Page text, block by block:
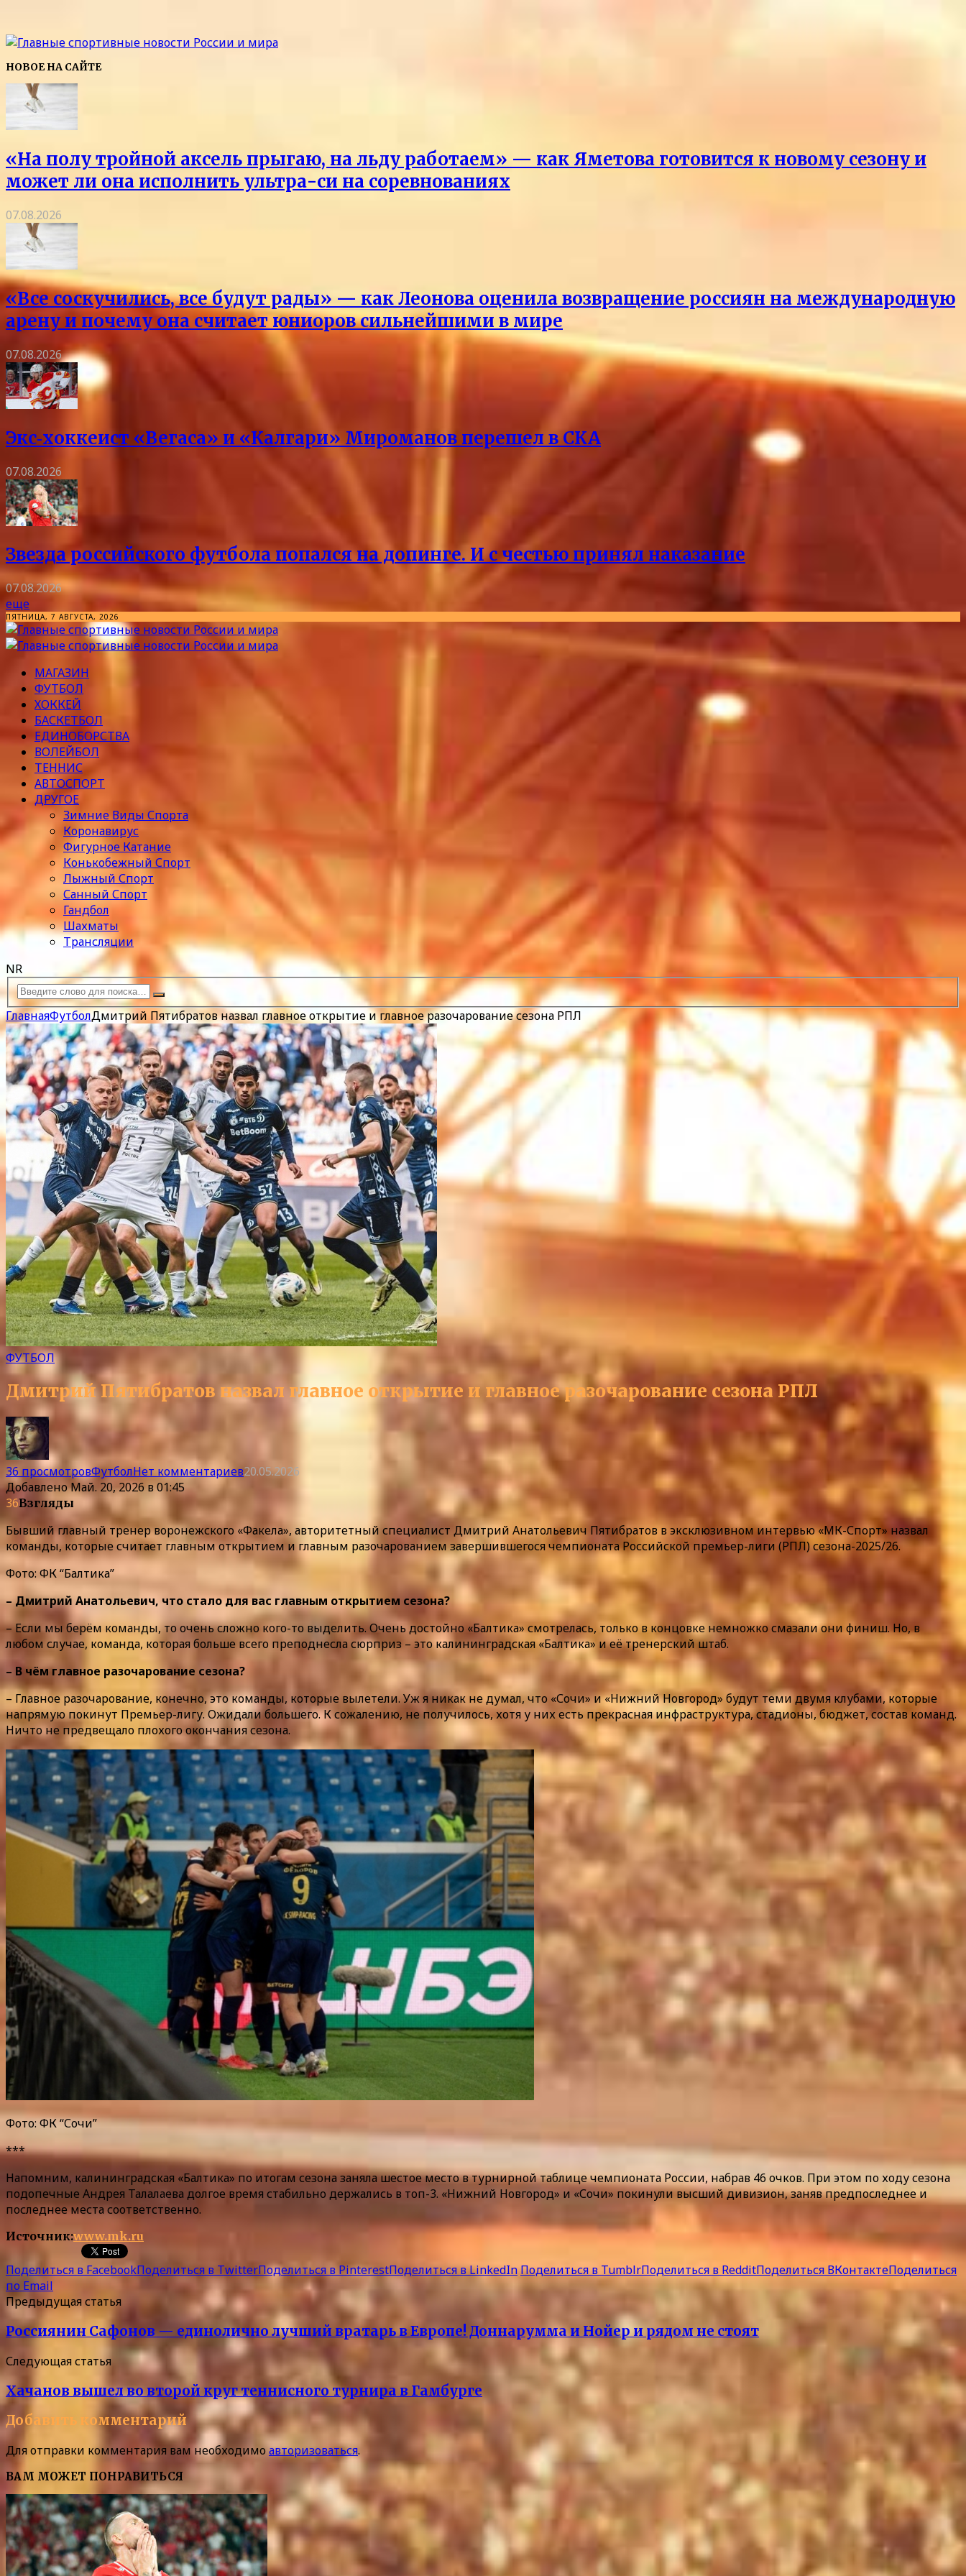
НОВОЕ НА САЙТЕ
«На полу тройной аксель прыгаю, на льду работаем» — как Яметова готовится к новому сезону и
может ли она исполнить ультра-си на соревнованиях
07.08.2026
«Все соскучились, все будут рады» — как Леонова оценила возвращение россиян на международную
арену и почему она считает юниоров сильнейшими в мире
07.08.2026
Экс‑хоккеист «Вегаса» и «Калгари» Мироманов перешел в СКА
07.08.2026
Звезда российского футбола попался на допинге. И с честью принял наказание
07.08.2026
еще
ПЯТНИЦА, 7 АВГУСТА, 2026
МАГАЗИН
ФУТБОЛ
ХОККЕЙ
БАСКЕТБОЛ
ЕДИНОБОРСТВА
ВОЛЕЙБОЛ
ТЕННИС
АВТОСПОРТ
ДРУГОЕ
Зимние Виды Спорта
Коронавирус
Фигурное Катание
Конькобежный Спорт
Лыжный Спорт
Санный Спорт
Гандбол
Шахматы
Трансляции
NR
ГлавнаяФутболДмитрий Пятибратов назвал главное открытие и главное разочарование сезона РПЛ
ФУТБОЛ
Дмитрий Пятибратов назвал главное открытие и главное разочарование сезона РПЛ
36 просмотровФутболНет комментариев20.05.2026
ДобавленоМай. 20, 2026 в 01:45
36Взгляды
Бывший главный тренер воронежского «Факела», авторитетный специалист Дмитрий Анатольевич Пятибратов в эксклюзивном интервью «МК-Спорт» назвал
команды, которые считает главным открытием и главным разочарованием завершившегося чемпионата Российской премьер-лиги (РПЛ) сезона-2025/26.
Фото: ФК “Балтика”
– Дмитрий Анатольевич, что стало для вас главным открытием сезона?
– Если мы берём команды, то очень сложно кого-то выделить. Очень достойно «Балтика» смотрелась, только в концовке немножко смазали они финиш. Но, в
любом случае, команда, которая больше всего преподнесла сюрприз – это калининградская «Балтика» и её тренерский штаб.
– В чём главное разочарование сезона?
– Главное разочарование, конечно, это команды, которые вылетели. Уж я никак не думал, что «Сочи» и «Нижний Новгород» будут теми двумя клубами, которые
напрямую покинут Премьер-лигу. Ожидали большего. К сожалению, не получилось, хотя у них есть прекрасная инфраструктура, стадионы, бюджет, состав команд.
Ничто не предвещало плохого окончания сезона.
Фото: ФК “Сочи”
***
Напомним, калининградская «Балтика» по итогам сезона заняла шестое место в турнирной таблице чемпионата России, набрав 46 очков. При этом по ходу сезона
подопечные Андрея Талалаева долгое время стабильно держались в топ-3. «Нижний Новгород» и «Сочи» покинули высший дивизион, заняв предпоследнее и
последнее места соответственно.
Источник:www.mk.ru
Поделиться в FacebookПоделиться в TwitterПоделиться в PinterestПоделиться в LinkedInПоделиться в TumblrПоделиться в RedditПоделиться ВКонтактеПоделиться
по Email
Предыдущая статья
Россиянин Сафонов — единолично лучший вратарь в Европе! Доннарумма и Нойер и рядом не стоят
Следующая статья
Хачанов вышел во второй круг теннисного турнира в Гамбурге
Добавить комментарий
Для отправки комментария вам необходимоавторизоваться.
ВАМ МОЖЕТ ПОНРАВИТЬСЯ